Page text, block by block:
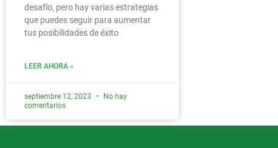
desafío, pero hay varias estrategias
que puedes seguir para aumentar
tus posibilidades de éxito
LEER AHORA »
septiembre 12, 2023
No hay
comentarios